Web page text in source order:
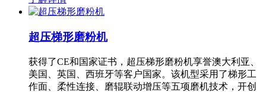
超压梯形磨粉机
获得了CE和国家证书，超压梯形磨粉机享誉澳大利亚、
美国、英国、西班牙等客户国家。该机型采用了梯形工
作面、柔性连接、磨辊联动增压等五项磨机技术，开创